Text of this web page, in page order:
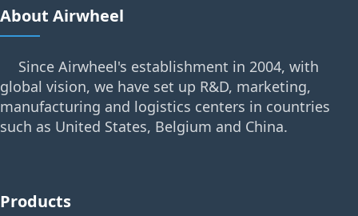
About Airwheel
Since Airwheel's establishment in 2004, with
global vision, we have set up R&D, marketing,
manufacturing and logistics centers in countries
such as United States, Belgium and China.
Products